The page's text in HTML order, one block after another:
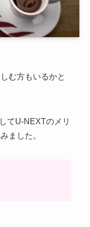
む方もいるかと
てU-NEXTのメリ
ました。